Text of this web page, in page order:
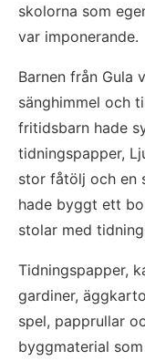
skolorna som
var imponerande.
Barnen från Gula
sänghimmel och
fritidsbarn hade
tidningspapper,
stor fåtölj och en
hade byggt ett
stolar med
Tidningspapper,
gardiner,
spel, papprullar
byggmaterial